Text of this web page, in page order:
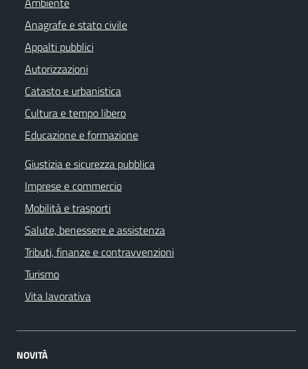
Anagrafe e stato civile
Appalti pubblici
Autorizzazioni
Catasto e urbanistica
Cultura e tempo libero
Educazione e formazione
Giustizia e sicurezza pubblica
Imprese e commercio
Mobilità e trasporti
Salute, benessere e assistenza
Tributi, finanze e contravvenzioni
Turismo
Vita lavorativa
NOVITÀ